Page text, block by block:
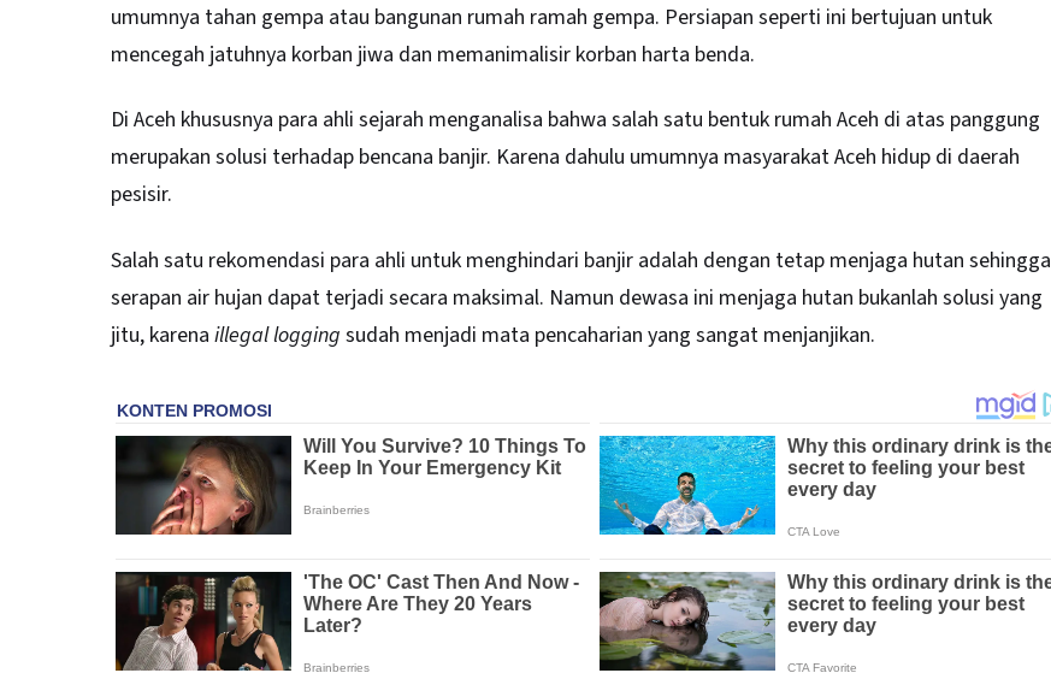
umumnya tahan gempa atau bangunan rumah ramah gempa. Persiapan seperti ini bertujuan untuk
mencegah jatuhnya korban jiwa dan memanimalisir korban harta benda.
Di Aceh khususnya para ahli sejarah menganalisa bahwa salah satu bentuk rumah Aceh di atas panggung
merupakan solusi terhadap bencana banjir. Karena dahulu umumnya masyarakat Aceh hidup di daerah
pesisir.
Salah satu rekomendasi para ahli untuk menghindari banjir adalah dengan tetap menjaga hutan sehingga
serapan air hujan dapat terjadi secara maksimal. Namun dewasa ini menjaga hutan bukanlah solusi yang
jitu, karena illegal logging sudah menjadi mata pencaharian yang sangat menjanjikan.